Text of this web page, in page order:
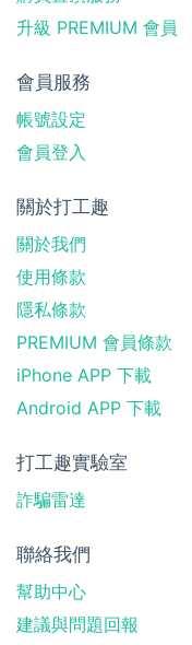
升級 PREMIUM 會員
會員服務
帳號設定
會員登入
關於打工趣
關於我們
使用條款
隱私條款
PREMIUM 會員條款
iPhone APP 下載
Android APP 下載
打工趣實驗室
詐騙雷達
聯絡我們
幫助中心
建議與問題回報